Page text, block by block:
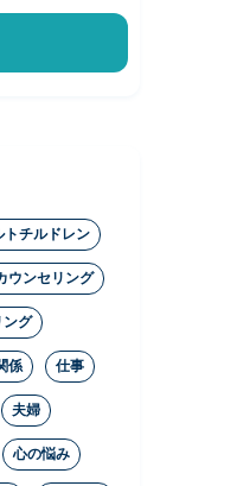
トチルドレン
ウンセリング
ング
係 仕事
夫婦
心の悩み